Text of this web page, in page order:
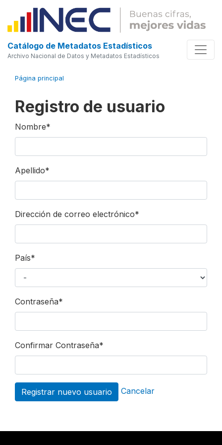
Catálogo de Metadatos Estadísticos
Archivo Nacional de Datos y Metadatos Estadísticos
Página principal
Registro de usuario
Nombre*
Apellido*
Dirección de correo electrónico*
País*
Contraseña*
Confirmar Contraseña*
Cancelar